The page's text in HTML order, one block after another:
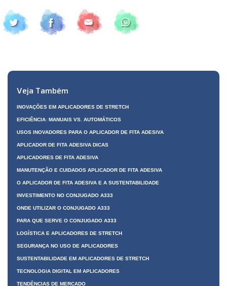
Veja Também
INOVAÇÕES EM APLICADORES DE STRETCH
EFICIÊNCIA: MANUAIS VS. AUTOMÁTICOS
USOS INOVADORES PARA O APLICADOR DE FITA ADESIVA
APLICADOR DE FITA ADESIVA DICAS
APLICADORES DE FITA ADESIVA
MANUTENÇÃO E CUIDADOS APLICADOR DE FITA ADESIVA
O APLICADOR DE FITA ADESIVA E A SUSTENTABILIDADE
INVESTIMENTO NO CONJUGADO A333
ONDE UTILIZAR O CONJUGADO A333
PARA QUE SERVE O CONJUGADO A333
LOGÍSTICA E APLICADORES DE STRETCH
SEGURANÇA NO USO DE APLICADORES
SUSTENTABILIDADE EM APLICADORES DE STRETCH
TECNOLOGIA DIGITAL EM APLICADORES
TENDÊNCIAS DE MERCADO